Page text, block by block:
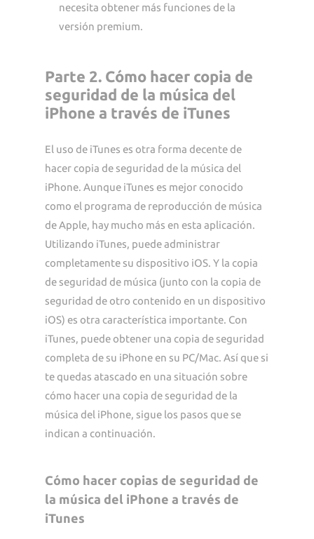
necesita obtener más funciones de la
versión premium.
Parte 2. Cómo hacer copia de
seguridad de la música del
iPhone a través de iTunes
El uso de iTunes es otra forma decente de
hacer copia de seguridad de la música del
iPhone. Aunque iTunes es mejor conocido
como el programa de reproducción de música
de Apple, hay mucho más en esta aplicación.
Utilizando iTunes, puede administrar
completamente su dispositivo iOS. Y la copia
de seguridad de música (junto con la copia de
seguridad de otro contenido en un dispositivo
iOS) es otra característica importante. Con
iTunes, puede obtener una copia de seguridad
completa de su iPhone en su PC/Mac. Así que si
te quedas atascado en una situación sobre
cómo hacer una copia de seguridad de la
música del iPhone, sigue los pasos que se
indican a continuación.
Cómo hacer copias de seguridad de
la música del iPhone a través de
iTunes